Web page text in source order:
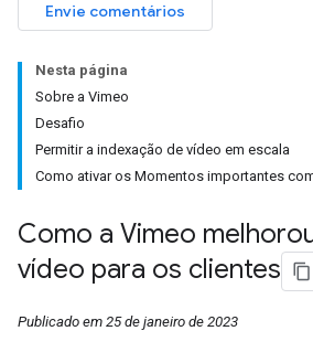
Envie comentários
Nesta página
Sobre a Vimeo
Desafio
Permitir a indexação de vídeo em escala
Como ativar os Momentos importantes
Como a Vimeo
vídeo para os clientes
Publicado em 25 de janeiro de 2023